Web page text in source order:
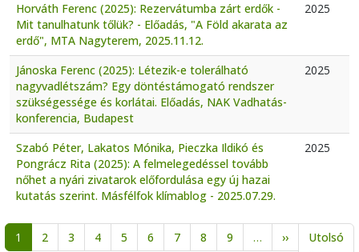
Horváth Ferenc (2025): Rezervátumba zárt erdők -
Mit tanulhatunk tőlük? - Előadás, "A Föld akarata az
erdő", MTA Nagyterem, 2025.11.12.
2025
Jánoska Ferenc (2025): Létezik-e tolerálható
nagyvadlétszám? Egy döntéstámogató rendszer
szükségessége és korlátai. Előadás, NAK Vadhatás-
konferencia, Budapest
2025
Szabó Péter, Lakatos Mónika, Pieczka Ildikó és
Pongrácz Rita (2025): A felmelegedéssel tovább
nőhet a nyári zivatarok előfordulása egy új hazai
kutatás szerint. Másfélfok klímablog - 2025.07.29.
2025
Oldalszámozás
1 2 3 4 5 6 7 8 9 … ››Következő
Utolsó